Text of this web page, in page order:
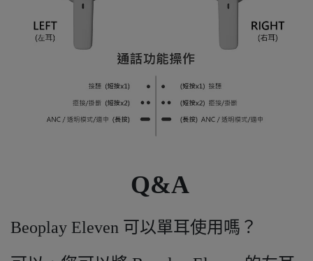
Q&A
Beoplay Eleven 可以單耳使用嗎？